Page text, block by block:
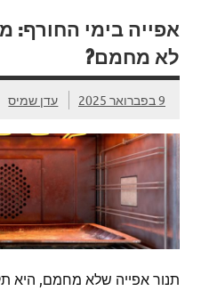
אפייה בימי החורף:
לא מחמם?
9 בפברואר 2025 עדן שמיס
תנור אפייה שלא מחמם, היא